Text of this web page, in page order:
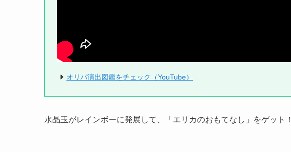
オリパ演出図鑑をチェック（YouTube）
水晶玉がレインボーに発展して、「エリカのおもてなし」をゲット！